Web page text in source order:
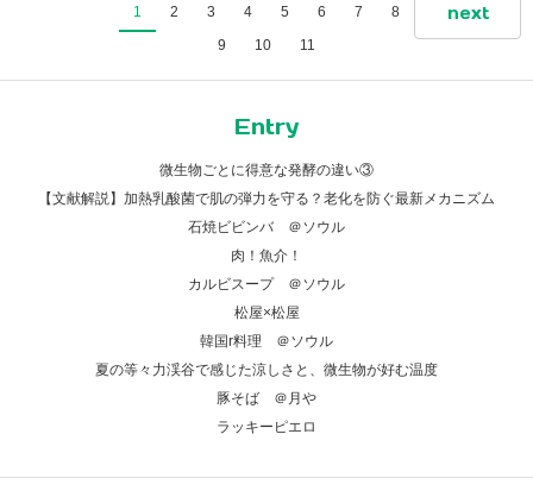
1 2 3 4 5 6 7
8
9
10 11
next
Entry
微生物ごとに得意な発酵の違い③
【文献解説】加熱乳酸菌で肌の弾力を守る？老化を防ぐ最新メカニズム
石焼ビビンバ ＠ソウル
肉！魚介！
カルビスープ ＠ソウル
松屋×松屋
韓国r料理 ＠ソウル
夏の等々力渓谷で感じた涼しさと、微生物が好む温度
豚そば ＠月や
ラッキーピエロ